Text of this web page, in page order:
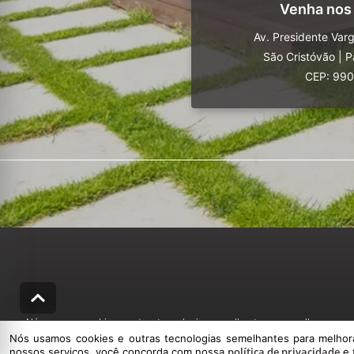
Venha
Av. Presidente
São Cristóvão
CEP:
Nós usamos cookies e outras tecnologias semelhantes para melhorar a
Nós usamos cookies e outras tecnologias semelhantes para